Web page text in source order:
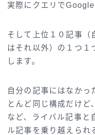
実際にクエリで
そして上位１０記事（
はそれ以外）の１つ１
します。
自分の記事にはなかっ
とんど同じ構成だけど
など、ライバル記事と
ル記事を乗り越えられ